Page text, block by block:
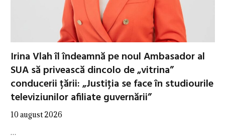
Irina Vlah îl îndeamnă pe noul Ambasador al
SUA să privească dincolo de „vitrina”
conducerii țării: „Justiţia se face în studiourile
televiziunilor afiliate guvernării”
10 august 2026
…